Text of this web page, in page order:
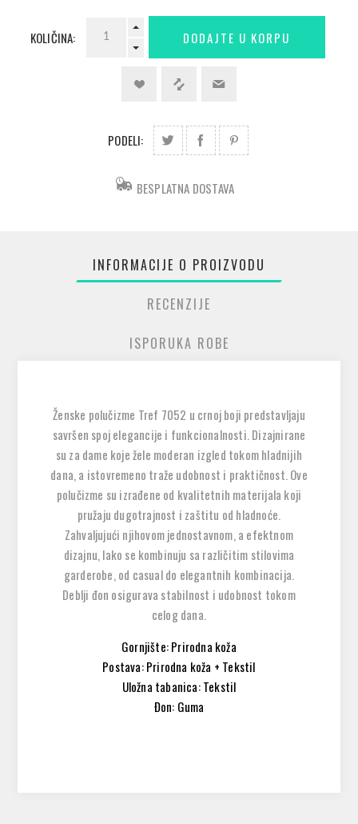
KOLIČINA:
PODELI:
BESPLATNA DOSTAVA
INFORMACIJE O PROIZVODU
RECENZIJE
ISPORUKA ROBE
Ženske polučizme Tref 7052 u crnoj boji predstavljaju
savršen spoj elegancije i funkcionalnosti. Dizajnirane
su za dame koje žele moderan izgled tokom hladnijih
dana, a istovremeno traže udobnost i praktičnost. Ove
polučizme su izrađene od kvalitetnih materijala koji
pružaju dugotrajnost i zaštitu od hladnoće.
Zahvaljujući njihovom jednostavnom, a efektnom
dizajnu, lako se kombinuju sa različitim stilovima
garderobe, od casual do elegantnih kombinacija.
Deblji đon osigurava stabilnost i udobnost tokom
celog dana.
Gornjište: Prirodna koža
Postava: Prirodna koža + Tekstil
Uložna tabanica: Tekstil
Đon: Guma